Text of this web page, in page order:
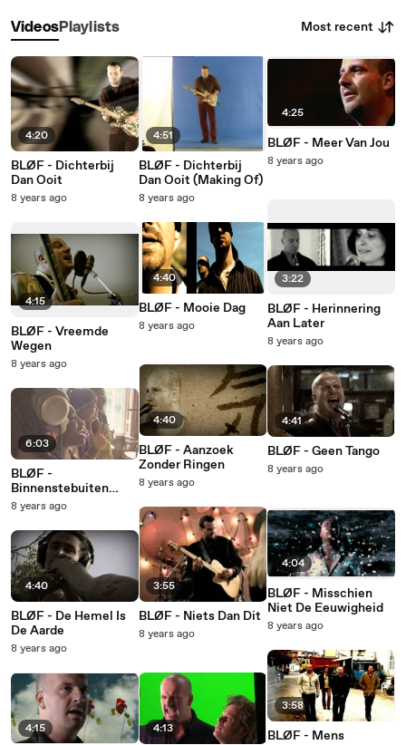
VideosPlaylists Most recent
4:20
BLØF - Dichterbij
Dan Ooit
8 years ago
4:15
BLØF - Vreemde
Wegen
8 years ago
6:03
BLØF -
Binnenstebuiten
(Yele)
8 years ago
4:40
BLØF - De Hemel Is
De Aarde
8 years ago
4:15
4:51
BLØF - Dichterbij
Dan Ooit (Making Of)
8 years ago
4:40
BLØF - Mooie Dag
8 years ago
4:40
BLØF - Aanzoek
Zonder Ringen
8 years ago
3:55
BLØF - Niets Dan Dit
8 years ago
4:13
4:25
BLØF - Meer Van Jou
8 years ago
3:22
BLØF - Herinnering
Aan Later
8 years ago
4:41
BLØF - Geen Tango
8 years ago
4:04
BLØF - Misschien
Niet De Eeuwigheid
8 years ago
3:58
BLØF - Mens